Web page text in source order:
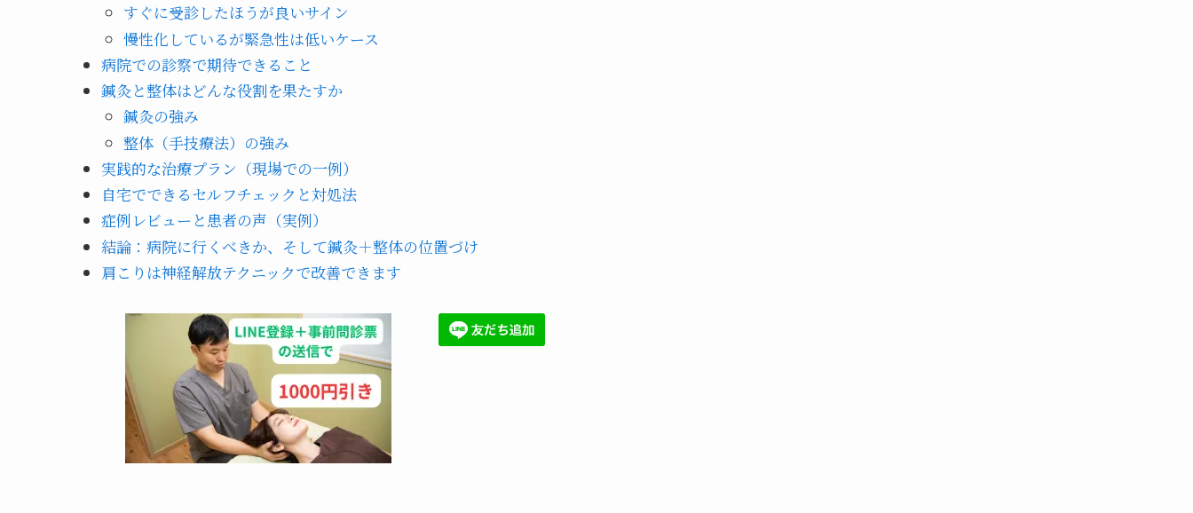
すぐに受診したほうが良いサイン
慢性化しているが緊急性は低いケース
病院での診察で期待できること
鍼灸と整体はどんな役割を果たすか
鍼灸の強み
整体（手技療法）の強み
実践的な治療プラン（現場での一例）
自宅でできるセルフチェックと対処法
症例レビューと患者の声（実例）
結論：病院に行くべきか、そして鍼灸＋整体の位置づけ
肩こりは神経解放テクニックで改善できます